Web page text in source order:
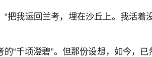
“把我运回兰考，埋在沙丘上。我活着
的“千顷澄碧”。但那份设想，如今，